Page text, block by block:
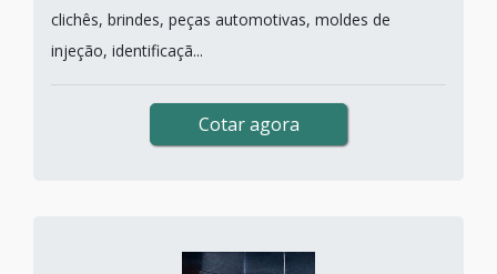
clichês, brindes, peças automotivas, moldes de
injeção, identificaçã...
Cotar agora